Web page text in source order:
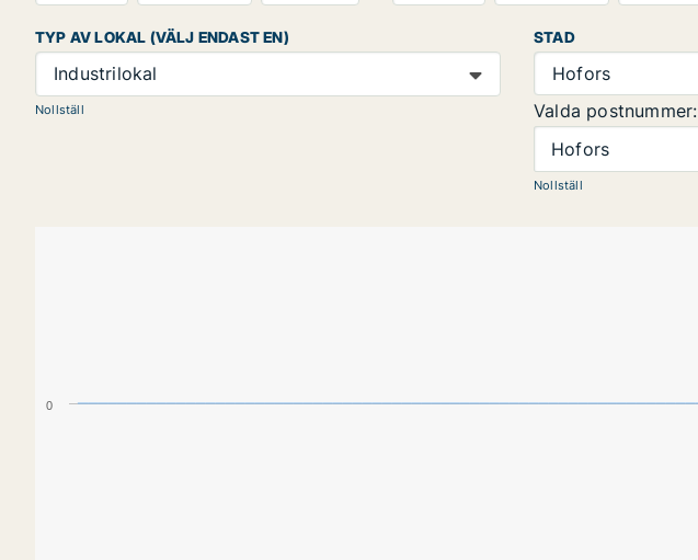
TYP AV LOKAL (VÄLJ ENDAST EN)
Industrilokal
Nollställ
STAD
Hofors
Valda postnummer:
Hofors
Nollställ
0